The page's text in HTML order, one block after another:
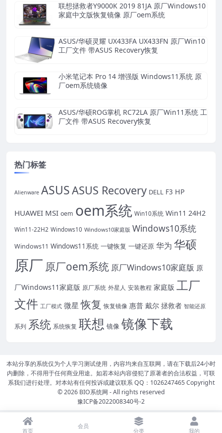
联想拯救者Y9000K 2019 81JA 原厂Windows10
家庭中文版恢复镜像 原厂oem系统
ASUS/华硕灵耀 UX433FA UX433FN 原厂Win10
工厂文件 带ASUS Recovery恢复
小米笔记本 Pro 14 增强版 Windows11系统 原
厂oem系统镜像
ASUS/华硕ROG掌机 RC72LA 原厂Win11系统 工
厂文件 带ASUS Recovery恢复
热门标签
Alienware ASUSASUS Recovery DELL F3 HP
HUAWEI MSI oem oem系统 Win10系统 Win11 24H2
Win11-22H2 Windows10 Windows10家庭版 Windows10系统
Windows11 Windows11系统 一键恢复 一键还原 华为 华硕
原厂 原厂oem系统 原厂Windows10家庭版 原
厂Windows11家庭版 原厂系统 外星人 安装教程 家庭版 工厂
文件 工厂模式 微星 恢复 恢复镜像 惠普 戴尔 拯救者 智能还原
系列 系统 系统恢复 联想 镜像 镜像下载
本站分享的系统仅为个人学习测试使用，内容均来自互联网，请在下载后24小时
内删除，不得用于任何商业用途。如若本站内容侵犯了原著者的合法权益，可联
系我们进行处理。对本站有任何投诉或建议联系 QQ：1026247465 Copyright
© 2026 BIO系统网 - All rights reserved
豫ICP备2022008340号-2
首页
会员
分类 我的